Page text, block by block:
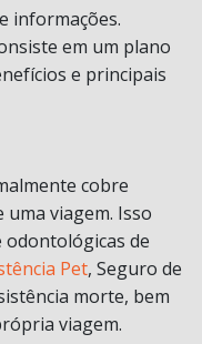
informações.
em um plano
e principais
cobre
viagem. Isso
odontológicas de
Pet, Seguro de
morte, bem
viagem.